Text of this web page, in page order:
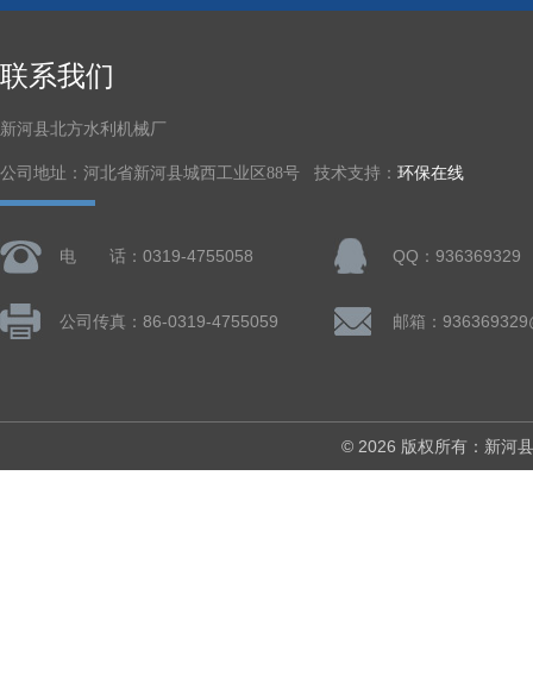
联系我们
新河县北方水利机械厂
公司地址：河北省新河县城西工业区88号 技术支持： 环保在线
电 话：0319-4755058 QQ：936369329
公司传真：86-0319-4755059 邮箱：
© 2026 版权所有：新河